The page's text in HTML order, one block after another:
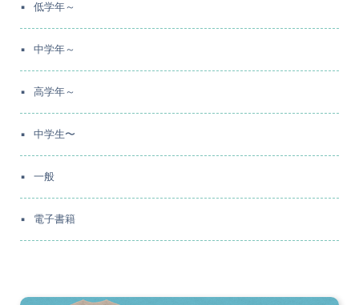
低学年～
中学年～
高学年～
中学生〜
一般
電子書籍